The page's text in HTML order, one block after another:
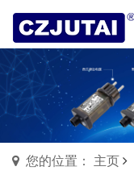
您的位置： 主页